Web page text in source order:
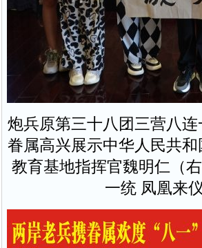
炮兵原第三十八团三营八
眷属高兴展示中华人民共
教育基地指挥官魏明仁（
一统 凤凰来